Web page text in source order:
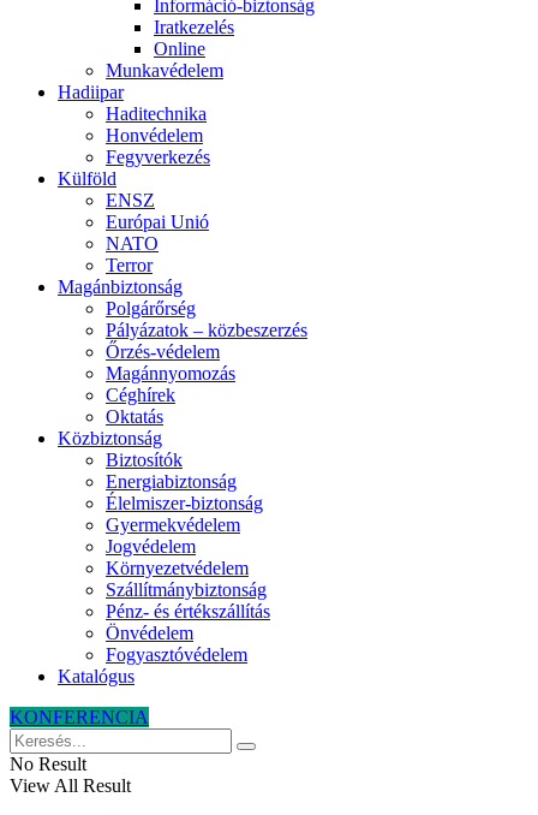
Információ-biztonság
Iratkezelés
Online
Munkavédelem
Hadiipar
Haditechnika
Honvédelem
Fegyverkezés
Külföld
ENSZ
Európai Unió
NATO
Terror
Magánbiztonság
Polgárőrség
Pályázatok – közbeszerzés
Őrzés-védelem
Magánnyomozás
Céghírek
Oktatás
Közbiztonság
Biztosítók
Energiabiztonság
Élelmiszer-biztonság
Gyermekvédelem
Jogvédelem
Környezetvédelem
Szállítmánybiztonság
Pénz- és értékszállítás
Önvédelem
Fogyasztóvédelem
Katalógus
KONFERENCIA
No Result
View All Result